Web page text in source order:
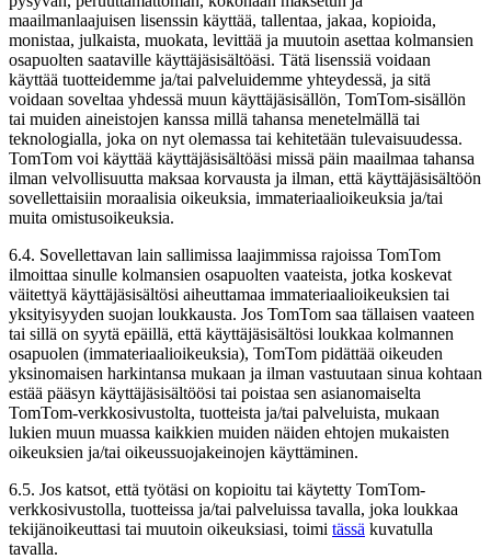
maailmanlaajuisen lisenssin käyttää, tallentaa, jakaa, kopioida,
monistaa, julkaista, muokata, levittää ja muutoin asettaa kolmansien
osapuolten saataville käyttäjäsisältöäsi. Tätä lisenssiä voidaan
käyttää tuotteidemme ja/tai palveluidemme yhteydessä, ja sitä
voidaan soveltaa yhdessä muun käyttäjäsisällön, TomTom-sisällön
tai muiden aineistojen kanssa millä tahansa menetelmällä tai
teknologialla, joka on nyt olemassa tai kehitetään tulevaisuudessa.
TomTom voi käyttää käyttäjäsisältöäsi missä päin maailmaa tahansa
ilman velvollisuutta maksaa korvausta ja ilman, että käyttäjäsisältöön
sovellettaisiin moraalisia oikeuksia, immateriaalioikeuksia ja/tai
muita omistusoikeuksia.
6.4. Sovellettavan lain sallimissa laajimmissa rajoissa TomTom
ilmoittaa sinulle kolmansien osapuolten vaateista, jotka koskevat
väitettyä käyttäjäsisältösi aiheuttamaa immateriaalioikeuksien tai
yksityisyyden suojan loukkausta. Jos TomTom saa tällaisen vaateen
tai sillä on syytä epäillä, että käyttäjäsisältösi loukkaa kolmannen
osapuolen (immateriaalioikeuksia), TomTom pidättää oikeuden
yksinomaisen harkintansa mukaan ja ilman vastuutaan sinua kohtaan
estää pääsyn käyttäjäsisältöösi tai poistaa sen asianomaiselta
TomTom-verkkosivustolta, tuotteista ja/tai palveluista, mukaan
lukien muun muassa kaikkien muiden näiden ehtojen mukaisten
oikeuksien ja/tai oikeussuojakeinojen käyttäminen.
6.5. Jos katsot, että työtäsi on kopioitu tai käytetty TomTom-
verkkosivustolla, tuotteissa ja/tai palveluissa tavalla, joka loukkaa
tekijänoikeuttasi tai muutoin oikeuksiasi, toimi tässä kuvatulla
tavalla.